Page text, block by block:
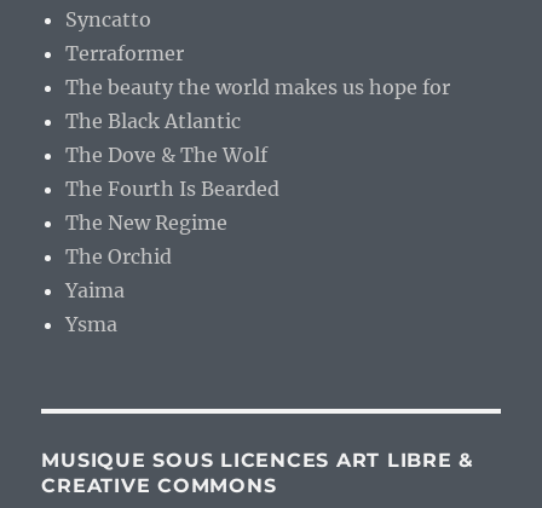
Syncatto
Terraformer
The beauty the world makes us hope for
The Black Atlantic
The Dove & The Wolf
The Fourth Is Bearded
The New Regime
The Orchid
Yaima
Ysma
MUSIQUE SOUS LICENCES ART LIBRE &
CREATIVE COMMONS